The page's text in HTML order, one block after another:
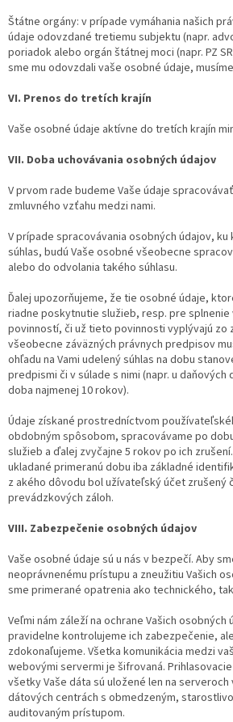
Štátne orgány: v prípade vymáhania našich
údaje odovzdané tretiemu subjektu (napr.
poriadok alebo orgán štátnej moci (napr. PZ
sme mu odovzdali vaše osobné údaje,
VI. Prenos do tretích krajín
Vaše osobné údaje aktívne do tretích krajín
VII. Doba uchovávania osobných údajov
V prvom rade budeme Vaše údaje
zmluvného vzťahu medzi nami.
V prípade spracovávania osobných údajov,
súhlas, budú Vaše osobné všeobecne
alebo do odvolania takého súhlasu.
Ďalej upozorňujeme, že tie osobné údaje,
riadne poskytnutie služieb, resp. pre splnenie
povinností, či už tieto povinnosti vyplývajú zo
všeobecne záväzných právnych predpisov
ohľadu na Vami udelený súhlas na dobu
predpismi či v súlade s nimi (napr. u
doba najmenej 10 rokov).
Údaje získané prostredníctvom
obdobným spôsobom, spracovávame po
služieb a ďalej zvyčajne 5 rokov po ich
ukladané primeranú dobu iba základné
z akého dôvodu bol užívateľský účet zrušený
prevádzkových záloh.
VIII. Zabezpečenie osobných údajov
Vaše osobné údaje sú u nás v bezpečí. Aby
neoprávnenému prístupu a zneužitiu Vašich
sme primerané opatrenia ako technického,
Veľmi nám záleží na ochrane Vašich osobných
pravidelne kontrolujeme ich zabezpečenie,
zdokonaľujeme. Všetka komunikácia medzi
webovými servermi je šifrovaná.
všetky Vaše dáta sú uložené len na
dátových centrách s obmedzeným,
auditovaným prístupom.